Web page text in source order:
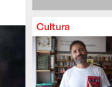
Cultura